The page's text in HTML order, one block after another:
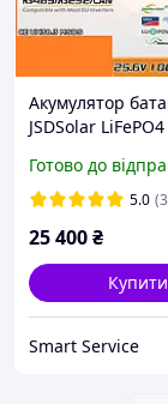
Акумулятор
JSDSolar LiFePO4
літій-залізо-
для ДБЖ UPS
Готово до
5.0
25 400₴
Купити
Smart Service